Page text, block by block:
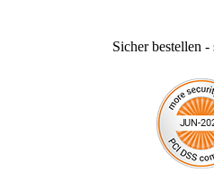
Sicher bestellen